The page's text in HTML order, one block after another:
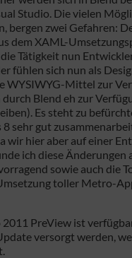
Studio. Die vielen
bergen zwei Gefahren:
dem XAML-
Tätigkeit nun
fühlen sich nun als
WYSIWYG-Mittel zur
Blend eh zur
Es steht zu
sehr gut
wir hier aber auf einer
ich diese Änderungen
sowie auch die
toller Metro-
PreView ist
versorgt werden,